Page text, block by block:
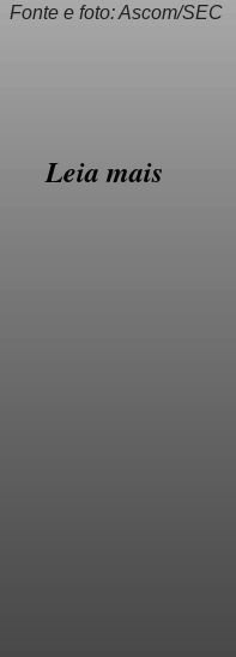
Fonte e foto: Ascom/SEC
Leia mais